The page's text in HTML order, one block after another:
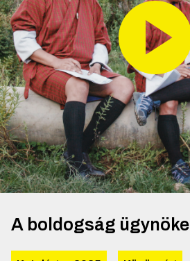
A boldogság ügynöke